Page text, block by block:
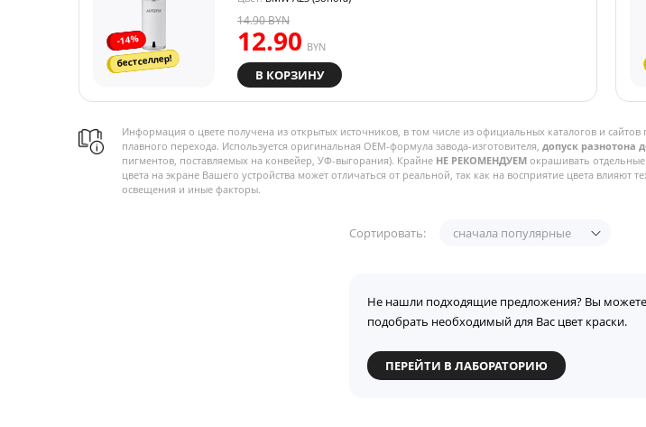
-14%
бестселлер!
12.90 BYN
14.90BYN
В КОРЗИНУ
Информация о цвете получена из открытых источников, в том числе из официальных каталогов и
плавного перехода. Используется оригинальная OEM-формула завода-изготовителя, допуск разнотона
пигментов, поставляемых на конвейер, УФ-выгорания). Крайне НЕ РЕКОМЕНДУЕМ окрашивать
цвета на экране Вашего устройства может отличаться от реальной, так как на восприятие цвета влияют
освещения и иные факторы.
Сортировать: сначала популярные
Не нашли подходящие предложения? Вы
подобрать необходимый для Вас цвет краски.
ПЕРЕЙТИ В ЛАБОРАТОРИЮ